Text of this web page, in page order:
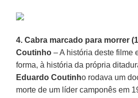
4. Cabra marcado para morrer
Coutinho – A história deste filme
forma, à história da própria
Eduardo Coutinho rodava um
morte de um líder camponês em